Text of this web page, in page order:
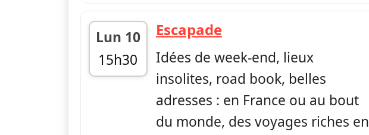
Lun 10
15h30
fin 15h54
Escapade— Escapade
Idées de week-end, lieux
insolites, road book, belles
adresses : en France ou au bout
du monde, des voyages riches en